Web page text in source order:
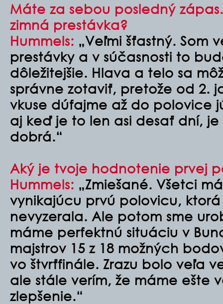
Máte za sebou posledný
zimná prestávka?
Hummels: „Veľmi šťastný. Som
prestávky a v súčasnosti to
dôležitejšie. Hlava a telo sa
správne zotaviť, pretože od 2.
vkuse dúfajme až do polovice
aj keď je to len asi desať dní,
dobrá.“
Aký je tvoje hodnotenie prvej
Hummels: „Zmiešané. Všetci
vynikajúcu prvú polovicu,
nevyzerala. Ale potom sme
máme perfektnú situáciu v
majstrov 15 z 18 možných
vo štvrťfinále. Zrazu bolo veľa
ale stále verím, že máme ešte
zlepšenie.“